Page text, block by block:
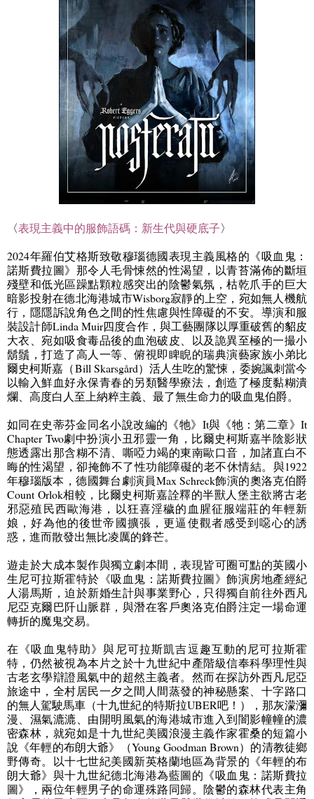
〈表現主義中的服飾語碼：新生代與硬底子〉
2024年羅伯艾格斯致敬穆瑙德國表現主義風格的《吸血鬼：
諾斯費拉圖》那令人毛骨悚然的性渴望，以青苔滿佈的斷垣
殘壁和低光區躁點顆粒感突出的陰鬱氣氛，枯乾爪手的巨大
暗影投射在德北海港城市Wisborg寂靜的上空，宛如無人機航
行，隱隱訴說角色之間的性焦慮與性障礙的不安。導演和服
裝設計師Linda Muir四度合作，與工藝團隊以厚重破舊的貂皮
大衣、宛如吸食毒品後的血泡破皮、以及詭異至極的一撮小
鬍鬚，打造了高人一等、俯視即睥睨的瑞典演藝家族小弟比
爾史柯斯嘉（Bill Skarsgård）活人生吃的驚悚，委婉諷刺當今
以輸入鮮血好永保青春的另類醫學療法，創造了極度黏糊潰
爛、高度白人至上納粹主義、最了無生命力的吸血鬼伯爵。
如同在史蒂芬金同名小說改編的《牠》 It與《牠：第二章》It
Chapter Two劇中扮演小丑邪靈一角，比爾史柯斯嘉半陰影狀
態透露出那含糊不清、嘶啞力竭的東南歐口音，加諸直白不
晦的性渴望，卻掩飾不了性功能障礙的老不休情結。與1922
年穆瑙版本，德國舞台劇演員Max Schreck飾演的奧洛克伯爵
Count Orlok相較，比爾史柯斯嘉詮釋的半獸人堡主欲將古老
邪惡殖民西歐海港，以狂喜淫穢的血腥征服端莊的年輕新
娘，好為他的後世帝國擴張，更逼使觀者感受到噁心的誘
惑，進而散發出無比凌厲的鋒芒。
遊走於大成本製作與獨立劇本間，表現皆可圈可點的英國小
生尼可拉斯霍特於《吸血鬼：諾斯費拉圖》飾演房地產經紀
人湯馬斯，迫於新婚生計與事業野心，只得獨自前往外西凡
尼亞克爾巴阡山脈群，與潛在客戶奧洛克伯爵注定一場命運
轉折的魔鬼交易。
在《吸血鬼特助》與尼可拉斯凱吉逗趣互動的尼可拉斯霍
特，仍然被視為本片之於十九世紀中產階級信奉科學理性與
古老玄學辯證風氣中的超然主義者。然而在探訪外西凡尼亞
旅途中，全村居民一夕之間人間蒸發的神秘懸案、十字路口
的無人駕駛馬車（十九世紀的特斯拉UBER吧！），那灰濛瀰
漫、濕氣漉漉、由開明風氣的海港城市進入到闇影幢幢的濃
密森林，就宛如是十九世紀美國浪漫主義作家霍桑的短篇小
說《年輕的布朗大爺》（Young Goodman Brown）的清教徒鄉
野傳奇。以十七世紀美國新英格蘭地區為背景的《年輕的布
朗大爺》與十九世紀德北海港為藍圖的《吸血鬼：諾斯費拉
圖》，兩位年輕男子的命運殊路同歸。陰鬱的森林代表主角